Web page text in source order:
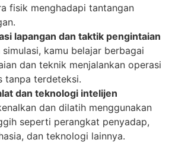
fisik menghadapi tantangan
lapangan dan taktik pengintaian
kamu belajar berbagai
dan teknik menjalankan operasi
tanpa terdeteksi.
dan teknologi intelijen
dan dilatih menggunakan
seperti perangkat penyadap,
dan teknologi lainnya.